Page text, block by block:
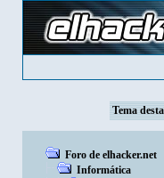
Tema
Foro de elhacker.net
Informática